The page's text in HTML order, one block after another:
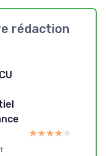
rédaction
★★★★★
★★★★★